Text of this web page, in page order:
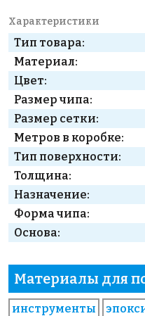
Характеристики
Тип товара:
Материал:
Цвет:
Размер чипа:
Размер сетки:
Метров в коробке:
Тип поверхности:
Толщина:
Назначение:
Форма чипа:
Основа:
Материалы для
инструменты